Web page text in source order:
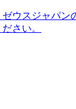
ウスジャパン
さい。